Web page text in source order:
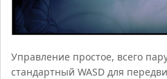
Управление простое, всего
стандартный WASD для